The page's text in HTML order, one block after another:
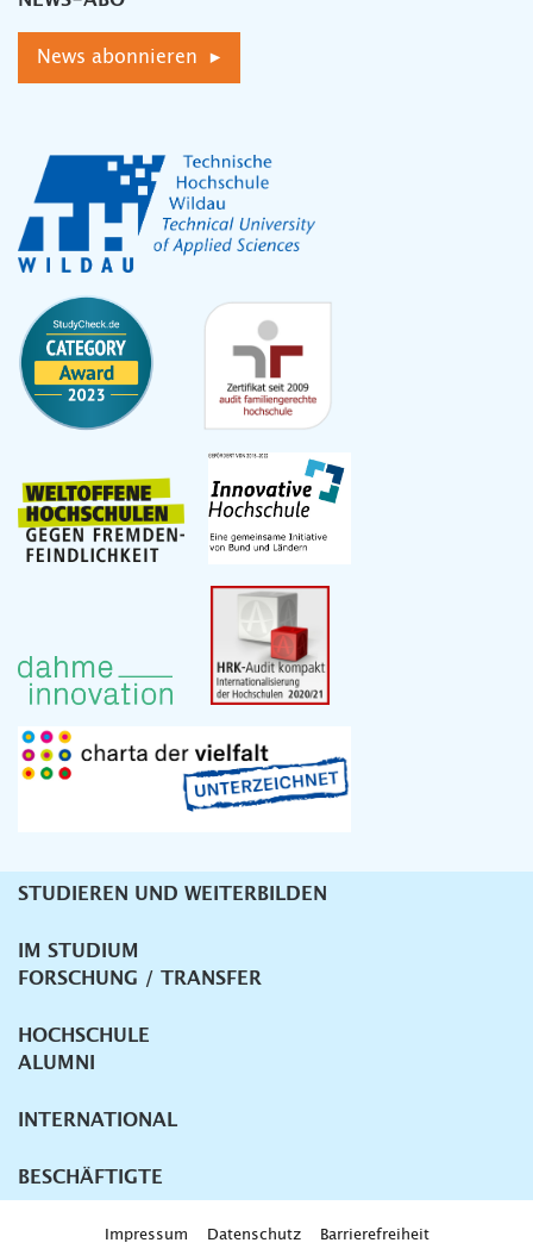
News abonnieren ▸
Unternavigation
STUDIEREN UND WEITERBILDEN
IM STUDIUM
FORSCHUNG / TRANSFER
HOCHSCHULE
ALUMNI
INTERNATIONAL
BESCHÄFTIGTE
Impressum Datenschutz Barrierefreiheit